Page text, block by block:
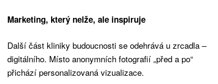
Marketing, který nelže, ale inspiruje
Další část kliniky budoucnosti se odehrává u zrcadla –
digitálního. Místo anonymních fotografií „před a po“
přichází personalizovaná vizualizace.